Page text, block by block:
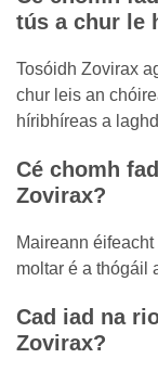
tús a chur le
Tosóidh Zovirax
chur leis an
híribhíreas a
Cé chomh
Zovirax?
Maireann
moltar é a thógáil
Cad iad na
Zovirax?